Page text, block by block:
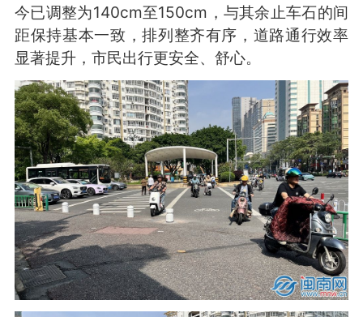
今已调整为140cm至150cm，与其余止车石的间
距保持基本一致，排列整齐有序，道路通行效率
显著提升，市民出行更安全、舒心。